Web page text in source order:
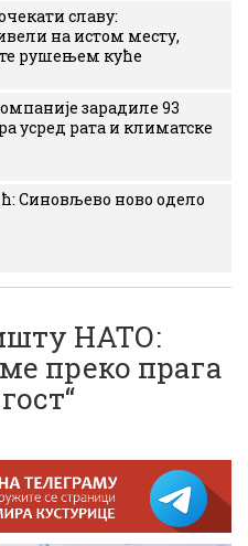
славу:
на истом месту,
рушењем куће
зарадиле 93
усред рата и климатске
Синовљево ново одело
НАТО:
преко прага